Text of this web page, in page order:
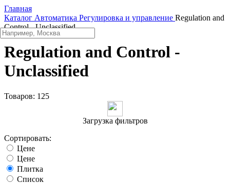
Главная
Каталог Автоматика Регулировка и управление Regulation and
Control - Unclassified
Regulation and Control -
Unclassified
Товаров: 125
Загрузка фильтров
Сортировать:
Цене
Цене
Плитка
Список